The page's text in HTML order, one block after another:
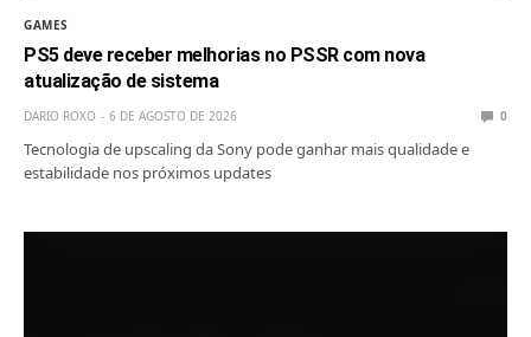
GAMES
PS5 deve receber melhorias no PSSR com nova
atualização de sistema
DARIO ROXO 6 DE AGOSTO DE 2026 0
Tecnologia de upscaling da Sony pode ganhar mais qualidade e
estabilidade nos próximos updates